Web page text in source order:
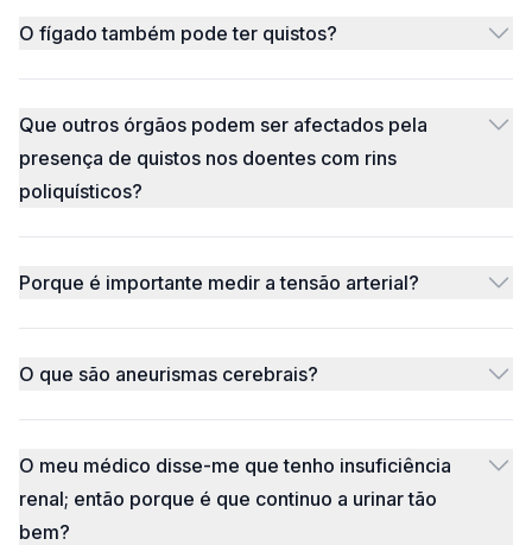
O fígado também pode ter quistos?
Que outros órgãos podem ser afectados pela
presença de quistos nos doentes com rins
poliquísticos?
Porque é importante medir a tensão arterial?
O que são aneurismas cerebrais?
O meu médico disse-me que tenho insuficiência
renal; então porque é que continuo a urinar tão
bem?